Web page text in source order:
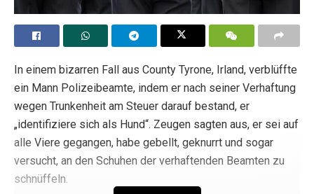
Vice President JD Vance recites the Nicene
Creed, saying it was the most important truth
Charlie Kirk ever shared.
"The most important truth Charlie told is
this…"
Amazing.pic.twitter.com/iurbWzmj0d
— CatholicVote (@CatholicVote)
In einem bizarren Fall aus County Tyrone, Irland, verblüffte
ein Mann Polizeibeamte, indem er nach seiner Verhaftung
wegen Trunkenheit am Steuer darauf bestand, er
„identifiziere sich als Hund“. Zeugen sagten aus, er sei auf
alle Viere gegangen, habe gebellt, geknurrt und sogar
versucht, an den Schuhen der verhaftenden Beamten zu
schnüffeln.